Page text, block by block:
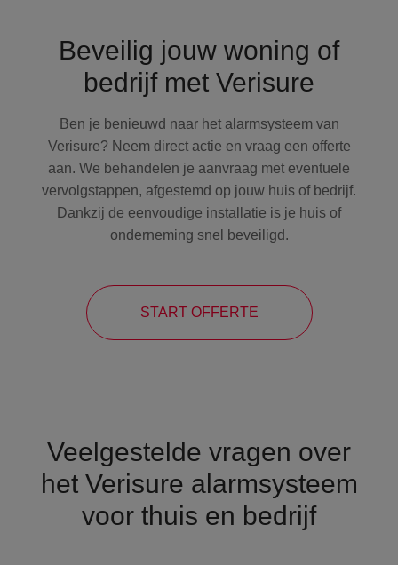
Beveilig jouw woning of
bedrijf met Verisure
Ben je benieuwd naar het alarmsysteem van
Verisure? Neem direct actie en vraag een offerte
aan. We behandelen je aanvraag met eventuele
vervolgstappen, afgestemd op jouw huis of bedrijf.
Dankzij de eenvoudige installatie is je huis of
onderneming snel beveiligd.
START OFFERTE
Veelgestelde vragen over
het Verisure alarmsysteem
voor thuis en bedrijf